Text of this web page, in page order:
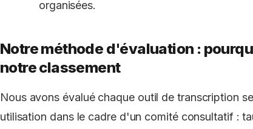
organisées.
Notre méthode d'évaluation :
notre classement
Nous avons évalué chaque outil de transcription
utilisation dans le cadre d'un comité consultatif :